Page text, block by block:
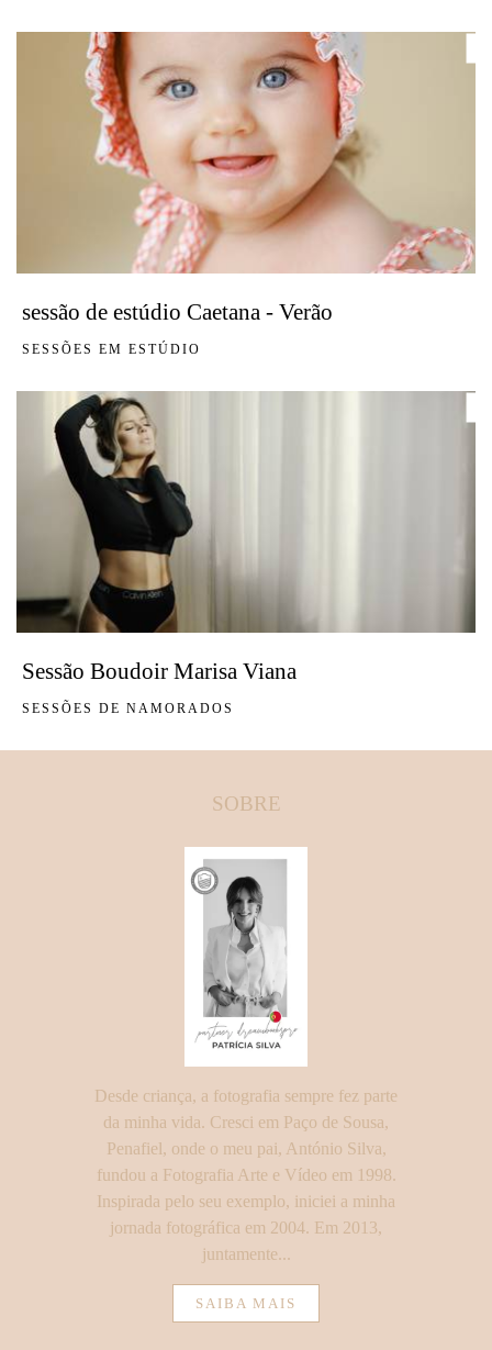
sessão de estúdio Caetana - Verão
SESSÕES EM ESTÚDIO
Sessão Boudoir Marisa Viana
SESSÕES DE NAMORADOS
SOBRE
Desde criança, a fotografia sempre fez parte
da minha vida. Cresci em Paço de Sousa,
Penafiel, onde o meu pai, António Silva,
fundou a Fotografia Arte e Vídeo em 1998.
Inspirada pelo seu exemplo, iniciei a minha
jornada fotográfica em 2004. Em 2013,
juntamente...
SAIBA MAIS